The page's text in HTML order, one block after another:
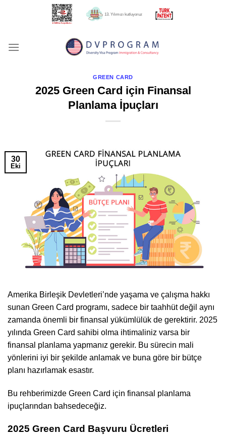
13. Yılımızı kutluyoruz
GREEN CARD
2025 Green Card için Finansal
Planlama İpuçları
30
Eki
Amerika Birleşik Devletleri’nde yaşama ve çalışma hakkı
sunan Green Card programı, sadece bir taahhüt değil aynı
zamanda önemli bir finansal yükümlülük de gerektirir. 2025
yılında Green Card sahibi olma ihtimaliniz varsa bir
finansal planlama yapmanız gerekir. Bu sürecin mali
yönlerini iyi bir şekilde anlamak ve buna göre bir bütçe
planı hazırlamak esastır.
Bu rehberimizde Green Card için finansal planlama
ipuçlarından bahsedeceğiz.
2025 Green Card Başvuru Ücretleri